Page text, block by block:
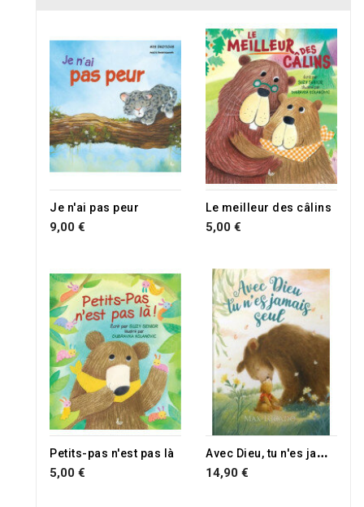
Je n'ai pas peur
9,00 €
Le meilleur des câlins
5,00 €
Petits-pas n'est pas là
5,00 €
A
vec Dieu, tu n'es jamais seul
14,90 €